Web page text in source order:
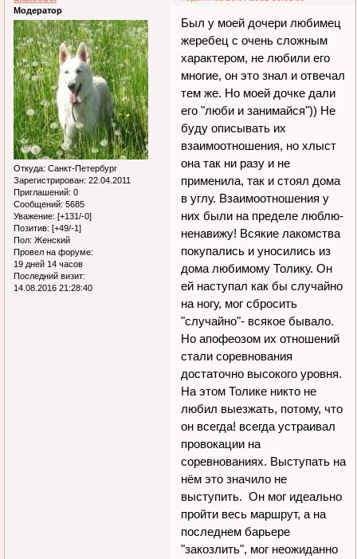
Модератор
Откуда: Санкт-Петербург
Зарегистрирован: 22.04.2011
Приглашений: 0
Сообщений: 5685
Уважение: [+131/-0]
Позитив: [+49/-1]
Пол: Женский
Провел на форуме:
19 дней 14 часов
Последний визит:
14.08.2016 21:28:40
Был у моей дочери любимец
жеребец с очень сложным
характером, не любили его
многие, он это знал и отвечал
тем же. Но моей дочке дали
его "люби и занимайся")) Не
буду описывать их
взаимоотношения, но хлыст
она так ни разу и не
применила, так и стоял дома
в углу. Взаимоотношения у
них были на пределе люблю-
ненавижу! Всякие лакомства
покупались и уносились из
дома любимому Толику. Он
ей наступал как бы случайно
на ногу, мог сбросить
"случайно"- всякое бывало.
Но апофеозом их отношений
стали соревнования
достаточно высокого уровня.
На этом Толике никто не
любил выезжать, потому, что
он всегда! всегда устраивал
провокации на
соревнованиях. Выступать на
нём это значило не
выступить. Он мог идеально
пройти весь маршрут, а на
последнем барьере
"закозлить", мог неожиданно